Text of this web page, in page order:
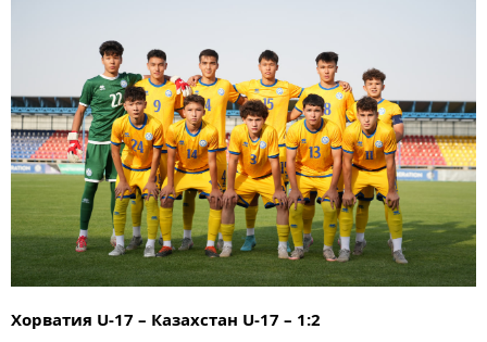
Хорватия U-17 – Казахстан U-17 – 1:2